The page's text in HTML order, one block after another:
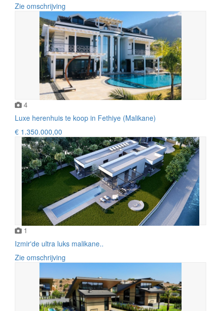
Zie omschrijving
4
Luxe herenhuis te koop in Fethiye (Malikane)
€ 1.350.000,00
1
Izmir'de ultra luks malikane..
Zie omschrijving